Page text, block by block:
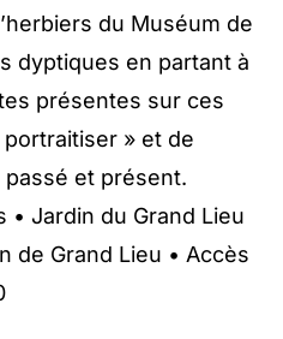
du Muséum de
dyptiques en partant à
présentes sur ces
» et de
et présent.
Jardin du Grand Lieu
de Grand Lieu • Accès